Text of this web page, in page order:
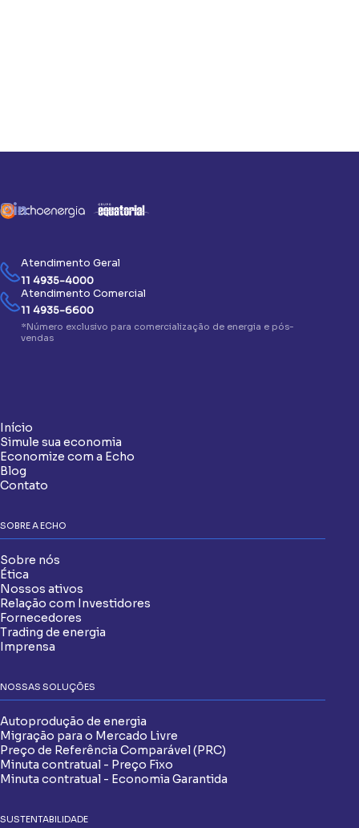
Atendimento Geral
11 4935-4000
Atendimento Comercial
11 4935-6600
*Número exclusivo para comercialização de energia e pós-
vendas
Início
Simule sua economia
Economize com a Echo
Blog
Contato
SOBRE A ECHO
Sobre nós
Ética
Nossos ativos
Relação com Investidores
Fornecedores
Trading de energia
Imprensa
NOSSAS SOLUÇÕES
Autoprodução de energia
Migração para o Mercado Livre
Preço de Referência Comparável (PRC)
Minuta contratual - Preço Fixo
Minuta contratual - Economia Garantida
SUSTENTABILIDADE